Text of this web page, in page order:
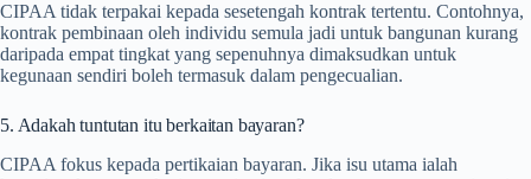
CIPAA tidak terpakai kepada sesetengah kontrak tertentu. Contohnya,
kontrak pembinaan oleh individu semula jadi untuk bangunan kurang
daripada empat tingkat yang sepenuhnya dimaksudkan untuk
kegunaan sendiri boleh termasuk dalam pengecualian.
5. Adakah tuntutan itu berkaitan bayaran?
CIPAA fokus kepada pertikaian bayaran. Jika isu utama ialah